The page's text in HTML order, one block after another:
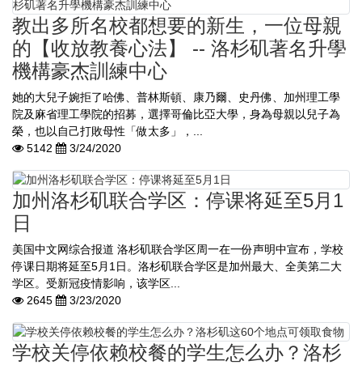
教出多所名校都想要的新生，一位母親
的【收放教養心法】 -- 洛杉矶著名升學
機構豪杰訓練中心
她的大兒子婉拒了哈佛、普林斯頓、康乃爾、史丹佛、加州理工學
院及麻省理工學院的招募，選擇哥倫比亞大學，身為母親以兒子為
榮，也以自己打敗母性「做太多」，...
5142
3/24/2020
加州洛杉矶联合学区：停课将延至5月1
日
美国中文网综合报道 洛杉矶联合学区周一在一份声明中宣布，学校
停课日期将延至5月1日。洛杉矶联合学区是加州最大、全美第二大
学区。受新冠疫情影响，该学区...
2645
3/23/2020
学校关停依赖校餐的学生怎么办？洛杉